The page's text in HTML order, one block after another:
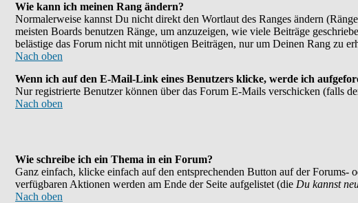
Wie kann ich meinen Rang ändern?
Normalerweise kannst Du nicht direkt den Wortlaut des Ranges ändern
meisten Boards benutzen Ränge, um anzuzeigen, wie viele Beiträge
belästige das Forum nicht mit unnötigen Beiträgen, nur um Deinen Rang zu
Nach oben
Wenn ich auf den E-Mail-Link eines Benutzers klicke, werde ich
Nur registrierte Benutzer können über das Forum E-Mails verschicken (falls
Nach oben
Wie schreibe ich ein Thema in ein Forum?
Ganz einfach, klicke einfach auf den entsprechenden Button auf der Forums-
verfügbaren Aktionen werden am Ende der Seite aufgelistet (die Du kannst
Nach oben